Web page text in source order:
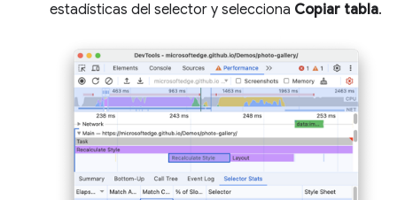
estadísticas del selector y selecciona Copiar tabla.